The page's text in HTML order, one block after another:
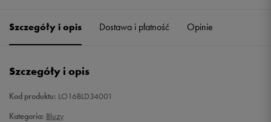
S Powiadom o dostępności
Szczegóły i opis Dostawa i płatność Opinie
Szczegóły i opis
Kod produktu: LO16BLD34001
Kategoria: Bluzy